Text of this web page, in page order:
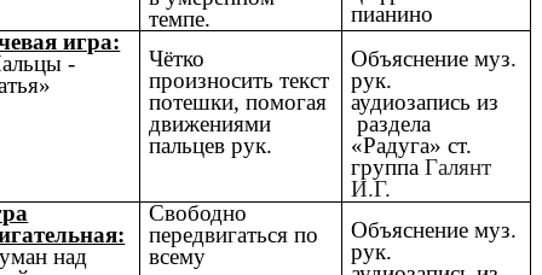
темпе.
пианино
игра:
-
Чётко
произносить текст
потешки, помогая
движениями
пальцев рук.
Объяснение муз.
рук.
аудиозапись из
раздела
«Радуга» ст.
группаГалянт
И.Г.
над
Свободно
передвигаться по
всему
Объяснение муз.
рук.